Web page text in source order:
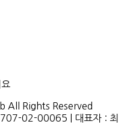
All Rights Reserved
707-02-00065 | 대표자 : 최